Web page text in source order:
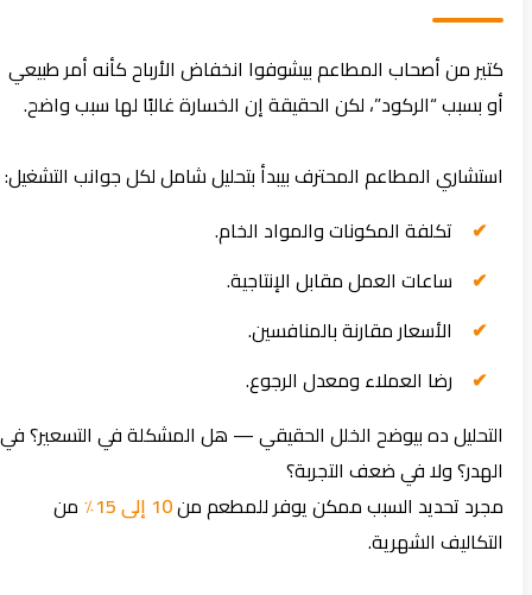
كتير من أصحاب المطاعم بيشوفوا انخفاض الأرباح كأنه أمر طبيعي
أو بسبب “الركود”، لكن الحقيقة إن الخسارة غالبًا لها سبب واضح.
استشاري المطاعم المحترف بيبدأ بتحليل شامل لكل جوانب التشغيل:
تكلفة المكونات والمواد الخام.
ساعات العمل مقابل الإنتاجية.
الأسعار مقارنة بالمنافسين.
رضا العملاء ومعدل الرجوع.
التحليل ده بيوضح الخلل الحقيقي — هل المشكلة في التسعير؟ في
الهدر؟ ولا في ضعف التجربة؟
مجرد تحديد السبب ممكن يوفر للمطعم من10 إلى 15٪
من
التكاليف الشهرية.